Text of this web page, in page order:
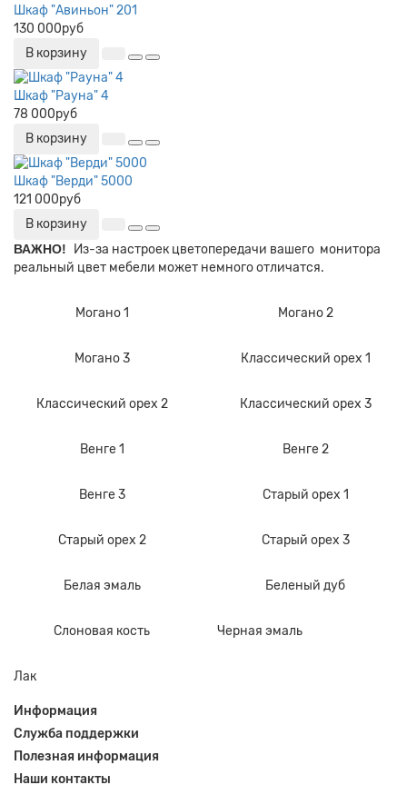
Шкаф "Авиньон" 201
130 000руб
В корзину
Шкаф "Рауна" 4
78 000руб
В корзину
Шкаф "Верди" 5000
121 000руб
В корзину
ВАЖНО!
Из-за настроек цветопередачи вашего монитора
реальный цвет мебели может немного отличатся.
Могано 1 Могано 2
Могано 3 Классический орех 1
Классический орех 2 Классический орех 3
Венге 1 Венге 2
Венге 3 Старый орех 1
Старый орех 2 Старый орех 3
Белая эмаль Беленый дуб
Слоновая кость Черная эмаль
Лак
Информация
Служба поддержки
Полезная информация
Наши контакты